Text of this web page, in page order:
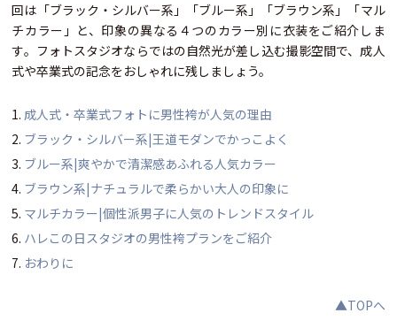
回は「ブラック・シルバー系」「ブルー系」「ブラウン系」「マル
チカラー」と、印象の異なる４つのカラー別に衣装をご紹介しま
す。フォトスタジオならではの自然光が差し込む撮影空間で、成人
式や卒業式の記念をおしゃれに残しましょう。
成人式・卒業式フォトに男性袴が人気の理由
ブラック・シルバー系|王道モダンでかっこよく
ブルー系|爽やかで清潔感あふれる人気カラー
ブラウン系|ナチュラルで柔らかい大人の印象に
マルチカラー|個性派男子に人気のトレンドスタイル
ハレこの日スタジオの男性袴プランをご紹介
おわりに
▲TOPへ